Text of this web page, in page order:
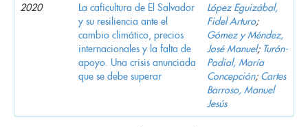
2020
La caficultura de El Salvador
y su resiliencia ante el
cambio climático, precios
internacionales y la falta de
apoyo. Una crisis anunciada
que se debe superar
López Eguizábal,
Fidel Arturo;
Gómez y Méndez,
José Manuel; Turón-
Padial, María
Concepción; Cartes
Barroso, Manuel
Jesús